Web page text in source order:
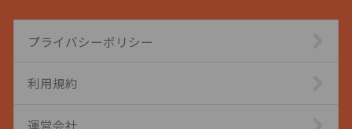
プライバシーポリシー
利用規約
運営会社